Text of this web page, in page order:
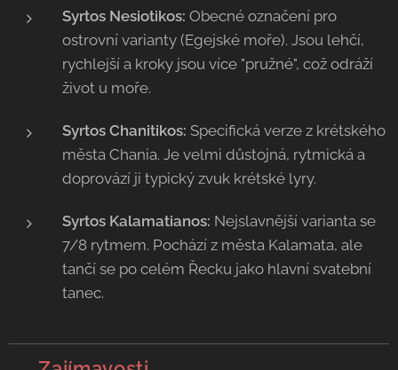
Syrtos Nesiotikos: Obecné označení pro
ostrovní varianty (Egejské moře). Jsou lehčí,
rychlejší a kroky jsou více "pružné", což odráží
život u moře.
Syrtos Chanitikos: Specifická verze z krétského
města Chania. Je velmi důstojná, rytmická a
doprovází ji typický zvuk krétské lyry.
Syrtos Kalamatianos: Nejslavnější varianta se
7/8 rytmem. Pochází z města Kalamata, ale
tančí se po celém Řecku jako hlavní svatební
tanec.